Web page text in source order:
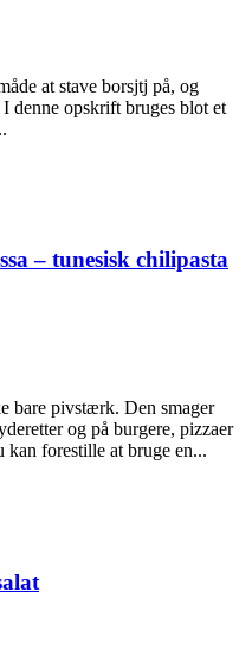
at stave borsjtj på, og
denne opskrift bruges blot et
– tunesisk chilipasta
bare pivstærk. Den smager
og på burgere, pizzaer
kan forestille at bruge en...